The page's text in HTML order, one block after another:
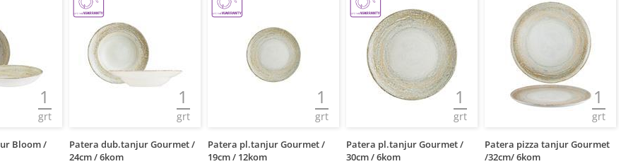
1
grt
Bloom /
1
grt
Patera dub.tanjur Gourmet /
24cm / 6kom
1
grt
Patera pl.tanjur Gourmet /
19cm / 12kom
1
grt
Patera pl.tanjur Gourmet /
30cm / 6kom
1
grt
Patera pizza tanjur Gourmet
/32cm/ 6kom